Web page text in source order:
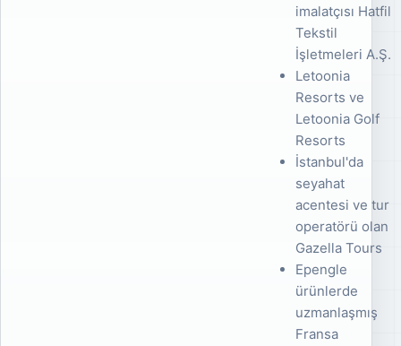
imalatçısı Hatfil
Tekstil
İşletmeleri A.Ş.
Letoonia
Resorts ve
Letoonia Golf
Resorts
İstanbul'da
seyahat
acentesi ve tur
operatörü olan
Gazella Tours
Epengle
ürünlerde
uzmanlaşmış
Fransa